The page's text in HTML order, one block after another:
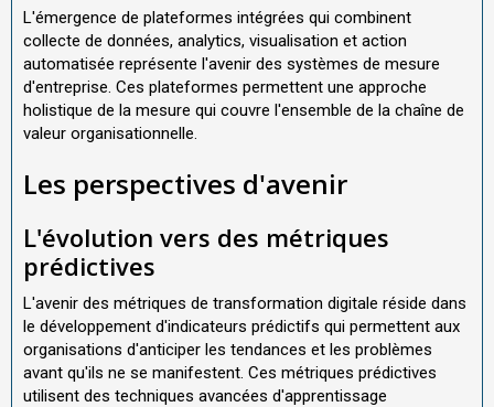
L'émergence de plateformes intégrées qui combinent
collecte de données, analytics, visualisation et action
automatisée représente l'avenir des systèmes de mesure
d'entreprise. Ces plateformes permettent une approche
holistique de la mesure qui couvre l'ensemble de la chaîne de
valeur organisationnelle.
Les perspectives d'avenir
L'évolution vers des métriques
prédictives
L'avenir des métriques de transformation digitale réside dans
le développement d'indicateurs prédictifs qui permettent aux
organisations d'anticiper les tendances et les problèmes
avant qu'ils ne se manifestent. Ces métriques prédictives
utilisent des techniques avancées d'apprentissage